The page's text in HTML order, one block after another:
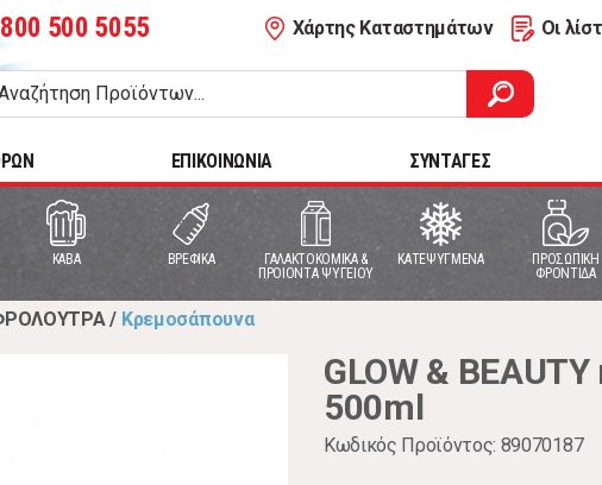
800 500 5055 Χάρτης Καταστημάτων Οι
ΕΠΙΚΟΙΝΩΝΙΑ ΣΥΝΤΑΓΕΣ
ΚΑΒΑ ΒΡΕΦΙΚΑ
ΓΑΛΑΚΤΟΚΟΜΙΚΑ &
ΠΡΟΙΟΝΤΑ ΨΥΓΕΙΟΥ
ΚΑΤΕΨΥΓΜΕΝΑ
ΠΡΟΣΩΠΙΚΗ
ΦΡΟΝΤΙΔΑ
/ Κρεμοσάπουνα
GLOW &
500ml
Κωδικός Προϊόντος: 89070187